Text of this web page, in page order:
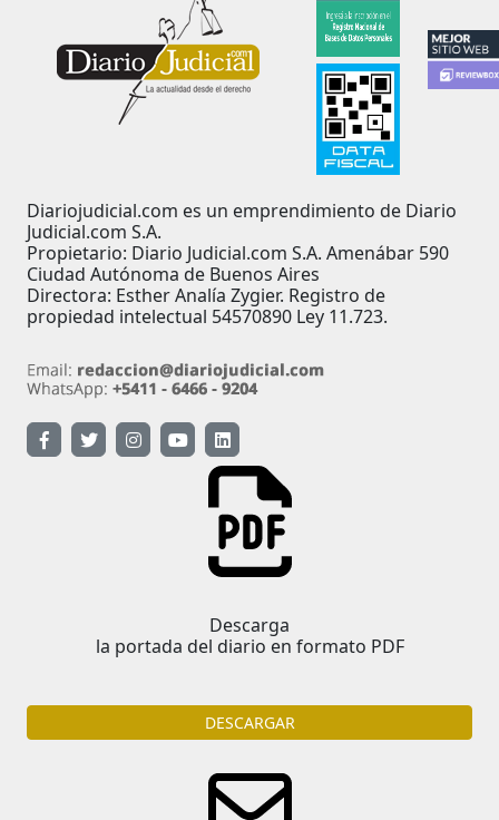
Diariojudicial.com es un emprendimiento de Diario
Judicial.com S.A.
Propietario: Diario Judicial.com S.A. Amenábar 590
Ciudad Autónoma de Buenos Aires
Directora: Esther Analía Zygier. Registro de
propiedad intelectual 54570890 Ley 11.723.
Descarga
la portada del diario en formato PDF
DESCARGAR